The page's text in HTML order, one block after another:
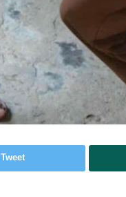
Tweet